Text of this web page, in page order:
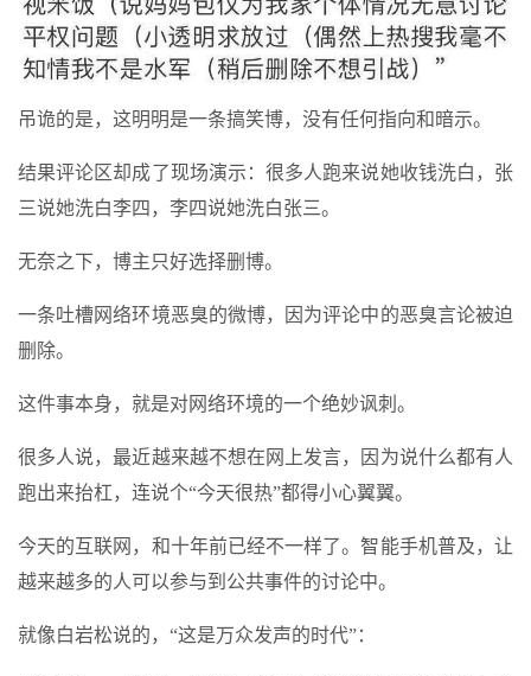
吊诡的是，这明明是一条搞笑博，没有任何指向和暗示。
结果评论区却成了现场演示：很多人跑来说她收钱洗白，张
三说她洗白李四，李四说她洗白张三。
无奈之下，博主只好选择删博。
一条吐槽网络环境恶臭的微博，因为评论中的恶臭言论被迫
删除。
这件事本身，就是对网络环境的一个绝妙讽刺。
很多人说，最近越来越不想在网上发言，因为说什么都有人
跑出来抬杠，连说个“今天很热”都得小心翼翼。
今天的互联网，和十年前已经不一样了。智能手机普及，让
越来越多的人可以参与到公共事件的讨论中。
就像白岩松说的，“这是万众发声的时代”：